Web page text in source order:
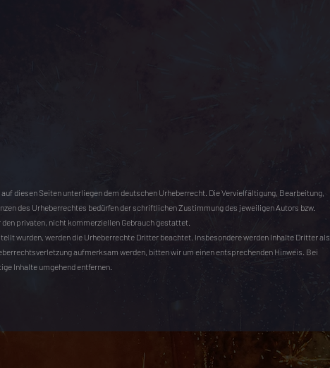
diesen Seiten unterliegen dem deutschen Urheberrecht. Die Vervielfältigung, Bearbeitung,
des Urheberrechtes bedürfen der schriftlichen Zustimmung des jeweiligen Autors bzw.
privaten, nicht kommerziellen Gebrauch gestattet.
wurden, werden die Urheberrechte Dritter beachtet. Insbesondere werden Inhalte Dritter als
aufmerksam werden, bitten wir um einen entsprechenden Hinweis. Bei
Inhalte umgehend entfernen.